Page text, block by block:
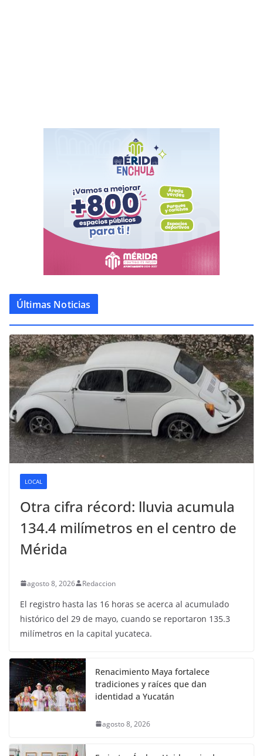
Últimas Noticias
LOCAL
Otra cifra récord: lluvia acumula
134.4 milímetros en el centro de
Mérida
agosto 8, 2026 Redaccion
El registro hasta las 16 horas se acerca al acumulado
histórico del 29 de mayo, cuando se reportaron 135.3
milímetros en la capital yucateca.
Renacimiento Maya fortalece
tradiciones y raíces que dan
identidad a Yucatán
agosto 8, 2026